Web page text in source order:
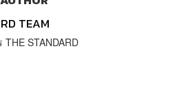
TEAM
STANDARD